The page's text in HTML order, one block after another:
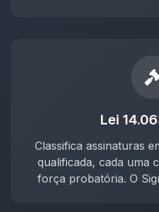
Lei
Classifica assinaturas
qualificada, cada uma
força probatória. O